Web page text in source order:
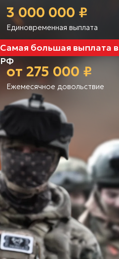
3 000 000 ₽
Единовременная выплата
от 275 000 ₽
Ежемесячное довольствие
Самая большая выплата в
РФ